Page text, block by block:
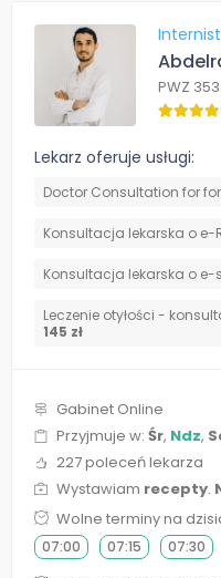
PWZ
Lekarz oferuje usługi:
Doctor Consultation for
Konsultacja lekarska o e-
Konsultacja lekarska o
Leczenie otyłości -
145 zł
Gabinet Online
Przyjmuje w: Śr, Ndz,
227 poleceń lekarza
Wystawiam recepty.
Wolne terminy na
07:00 07:15 07:30